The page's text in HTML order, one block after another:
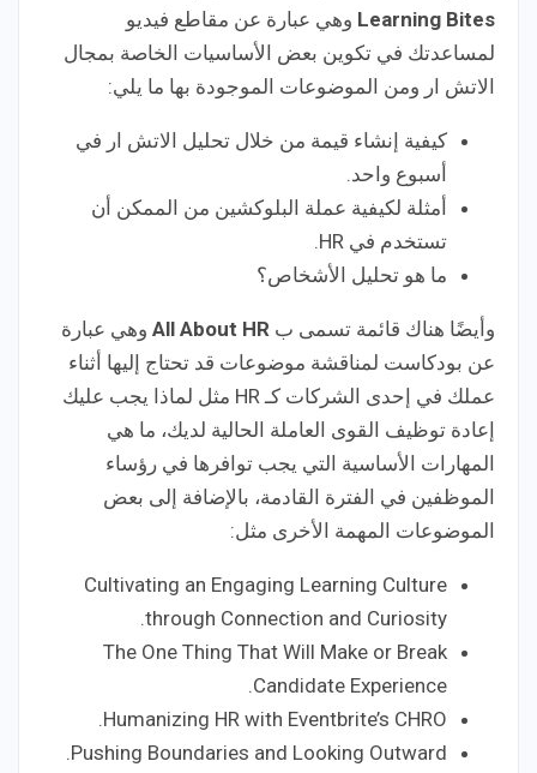
Learning Bites وهي عبارة عن مقاطع فيديو
لمساعدتك في تكوين بعض الأساسيات الخاصة بمجال
الاتش ار ومن الموضوعات الموجودة بها ما يلي:
كيفية إنشاء قيمة من خلال تحليل الاتش ار في
أسبوع واحد.
أمثلة لكيفية عملة البلوكشين من الممكن أن
تستخدم في HR.
ما هو تحليل الأشخاص؟
وأيضًا هناك قائمة تسمى ب All About HR وهي عبارة
عن بودكاست لمناقشة موضوعات قد تحتاج إليها أثناء
عملك في إحدى الشركات كـ HR مثل لماذا يجب عليك
إعادة توظيف القوى العاملة الحالية لديك، ما هي
المهارات الأساسية التي يجب توافرها في رؤساء
الموظفين في الفترة القادمة، بالإضافة إلى بعض
الموضوعات المهمة الأخرى مثل:
Cultivating an Engaging Learning Culture
through Connection and Curiosity.
The One Thing That Will Make or Break
Candidate Experience.
Humanizing HR with Eventbrite’s CHRO.
Pushing Boundaries and Looking Outward.